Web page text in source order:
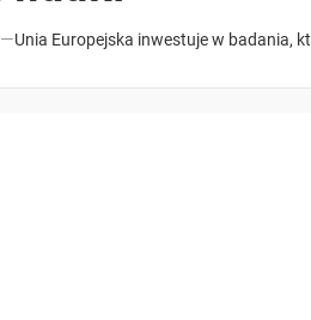
—Unia Europejska inwestuje w badania,